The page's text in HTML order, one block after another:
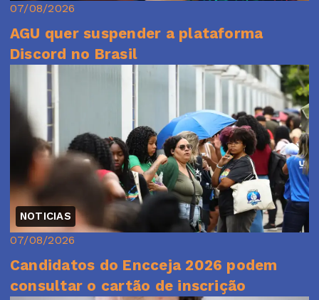
07/08/2026
AGU quer suspender a plataforma
Discord no Brasil
NOTICIAS
07/08/2026
Candidatos do Encceja 2026 podem
consultar o cartão de inscrição